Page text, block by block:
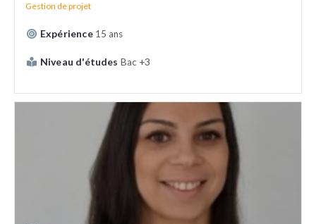
Gestion de projet
Expérience 15 ans
Niveau d'études Bac +3